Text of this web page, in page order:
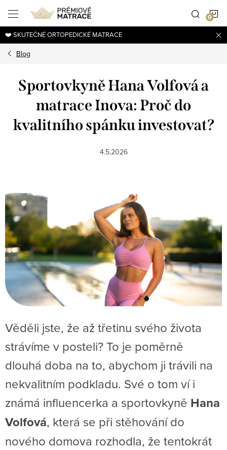
obsah
❤️ SKUTEČNÉ ORTOPEDICKÉ MATRACE
Blog
Sportovkyně Hana Volfová a
matrace Inova: Proč do
kvalitního spánku investovat?
4.5.2026
Věděli jste, že až třetinu svého života
strávíme v posteli? To je poměrně
dlouhá doba na to, abychom ji trávili na
nekvalitním podkladu. Své o tom ví i
známá influencerka a sportovkyně Hana
Volfová, která se při stěhování do
nového domova rozhodla, že tentokrát